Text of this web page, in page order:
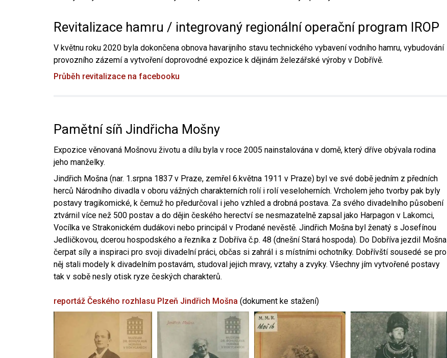
Revitalizace hamru / integrovaný regionální operační program IROP
V květnu roku 2020 byla dokončena obnova havarijního stavu technického vybavení vodního hamru, vybudování
provozního zázemí a vytvoření doprovodné expozice k dějinám železářské výroby v Dobřívě.
Průběh revitalizace na facebooku
Pamětní síň Jindřicha Mošny
Expozice věnovaná Mošnovu životu a dílu byla v roce 2005 nainstalována v domě, který dříve obývala rodina
jeho manželky.
Jindřich Mošna (nar. 1.srpna 1837 v Praze, zemřel 6.května 1911 v Praze) byl ve své době jedním z předních
herců Národního divadla v oboru vážných charakterních rolí i rolí veseloherních. Vrcholem jeho tvorby pak byly
postavy tragikomické, k čemuž ho předurčoval i jeho vzhled a drobná postava. Za svého divadelního působení
ztvárnil více než 500 postav a do dějin českého herectví se nesmazatelně zapsal jako Harpagon v Lakomci,
Vocílka ve Strakonickém dudákovi nebo principál v Prodané nevěstě. Jindřich Mošna byl ženatý s Josefínou
Jedličkovou, dcerou hospodského a řezníka z Dobříva č.p. 48 (dnešní Stará hospoda). Do Dobříva jezdil Mošna
čerpat síly a inspiraci pro svoji divadelní práci, občas si zahrál i s místními ochotníky. Dobřívští sousedé se pro
něj stali modely k divadelním postavám, studoval jejich mravy, vztahy a zvyky. Všechny jím vytvořené postavy
tak v sobě nesly otisk ryze českých charakterů.
reportáž Českého rozhlasu Plzeň Jindřich Mošna (dokument ke stažení)